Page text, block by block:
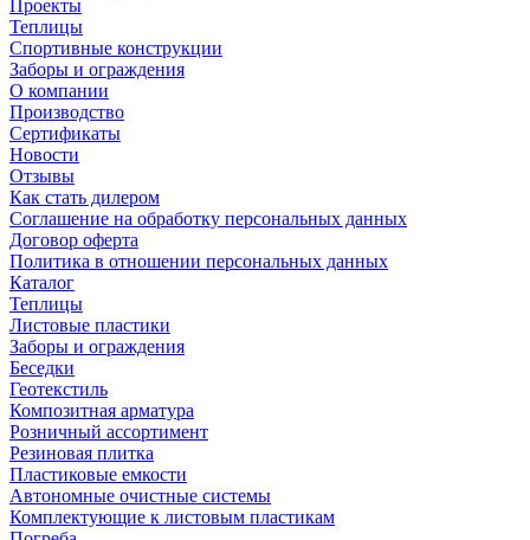
Проекты
Теплицы
Спортивные конструкции
Заборы и ограждения
О компании
Производство
Сертификаты
Новости
Отзывы
Как стать дилером
Соглашение на обработку персональных данных
Договор оферта
Политика в отношении персональных данных
Каталог
Теплицы
Листовые пластики
Заборы и ограждения
Беседки
Геотекстиль
Композитная арматура
Розничный ассортимент
Резиновая плитка
Пластиковые емкости
Автономные очистные системы
Комплектующие к листовым пластикам